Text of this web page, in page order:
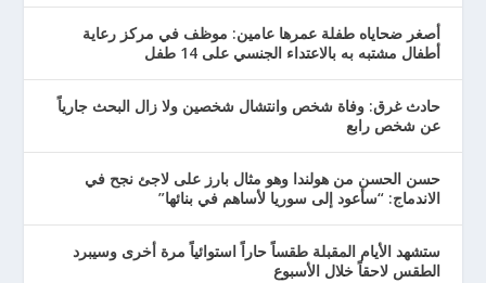
أصغر ضحاياه طفلة عمرها عامين: موظف في مركز رعاية
أطفال مشتبه به بالاعتداء الجنسي على 14 طفل
حادث غرق: وفاة شخص وانتشال شخصين ولا زال البحث جارياً
عن شخص رابع
حسن الحسن من هولندا وهو مثال بارز على لاجئ نجح في
الاندماج: “سأعود إلى سوريا لأساهم في بنائها”
ستشهد الأيام المقبلة طقساً حاراً استوائياً مرة أخرى وسيبرد
الطقس لاحقاً خلال الأسبوع